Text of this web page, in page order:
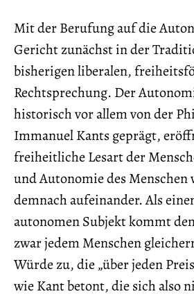
Mit der Berufung auf die
Gericht zunächst in der
bisherigen liberalen,
Rechtsprechung. Der
historisch vor allem von der
Immanuel Kants geprägt,
freiheitliche Lesart der
und Autonomie des Menschen
demnach aufeinander. Als
autonomen Subjekt kommt
zwar jedem Menschen
Würde zu, die „über jeden
wie Kant betont, die sich also